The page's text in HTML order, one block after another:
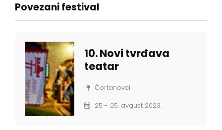
Povezani festival
10. Novi tvrđava
teatar
Čortanovci
25 - 25. avgust 2023.